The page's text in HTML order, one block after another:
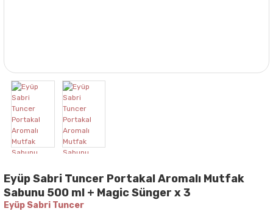
Eyüp Sabri Tuncer Portakal Aromalı Mutfak
Sabunu 500 ml + Magic Sünger x 3
Eyüp Sabri Tuncer